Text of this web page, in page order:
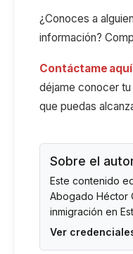
¿Conoces a
información?
Contáctame aquí
déjame conocer
que puedas
Sobre el
Este contenido
Abogado Héctor
inmigración en
Ver